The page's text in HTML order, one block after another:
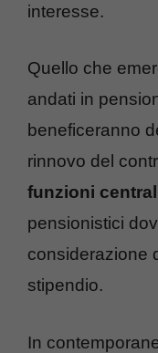
interesse.
Quello che
andati in
beneficeranno
rinnovo del
funzioni
pensionistici
considerazione
stipendio.
In